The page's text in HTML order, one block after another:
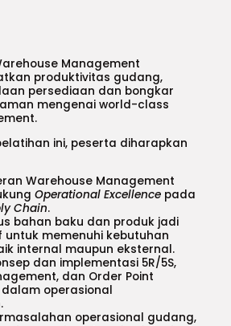
Management
produktivitas gudang,
persediaan dan bongkar
mengenai world-class
ini, peserta diharapkan
Warehouse Management
Operational Excellence pada
Chain.
bahan baku dan produk jadi
memenuhi kebutuhan
internal maupun eksternal.
dan implementasi 5R/5S,
dan Order Point
operasional
operasional gudang,